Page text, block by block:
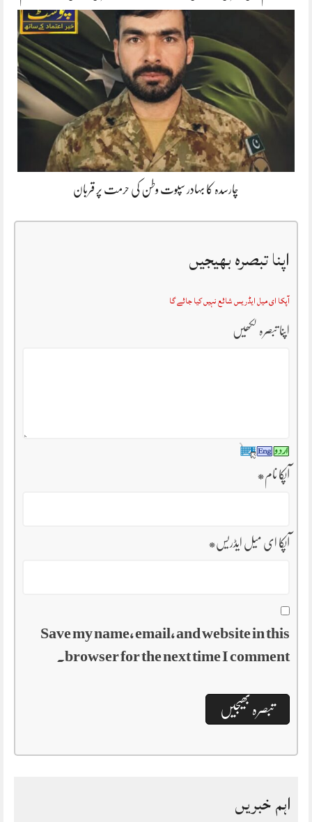
چارسدہ کا بہادر سپوت وطن کی حرمت پر قربان
اپنا تبصرہ بھیجیں
آپکا ای میل ایڈریس شائع نہیں کیا جائے گا
اپنا تبصرہ لکھیں
آپکا نام*
آپکا ای میل ایڈریس*
Save my name, email, and website in this
browser for the next time I comment.
اہم خبریں